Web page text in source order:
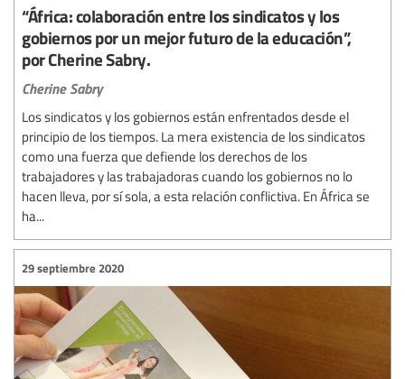
“África: colaboración entre los sindicatos y los
gobiernos por un mejor futuro de la educación”,
por Cherine Sabry.
Cherine Sabry
Los sindicatos y los gobiernos están enfrentados desde el
principio de los tiempos. La mera existencia de los sindicatos
como una fuerza que defiende los derechos de los
trabajadores y las trabajadoras cuando los gobiernos no lo
hacen lleva, por sí sola, a esta relación conflictiva. En África se
ha...
29 septiembre 2020